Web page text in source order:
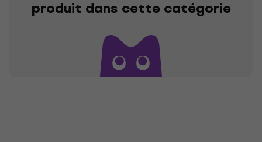
produit dans cette catégorie